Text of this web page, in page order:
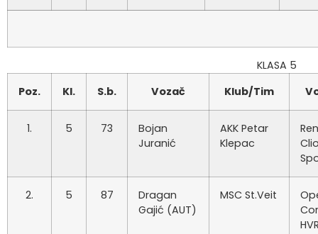
KLASA 5
Poz.
Kl. S.b. Vozač Klub/Tim
1. 5 73
Bojan
Juranić
AKK Petar
Klepac
2. 5 87
Dragan
Gajić (AUT)
MSC St.Veit